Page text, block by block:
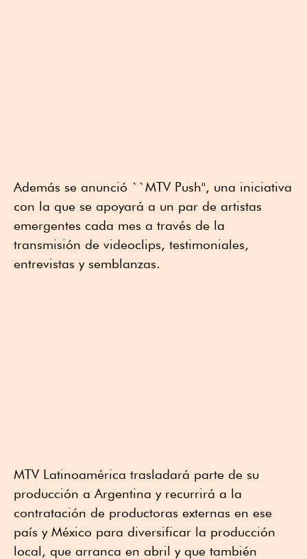
Además se anunció ``MTV Push'', una iniciativa
con la que se apoyará a un par de artistas
emergentes cada mes a través de la
transmisión de videoclips, testimoniales,
entrevistas y semblanzas.
MTV Latinoamérica trasladará parte de su
producción a Argentina y recurrirá a la
contratación de productoras externas en ese
país y México para diversificar la producción
local, que arranca en abril y que también